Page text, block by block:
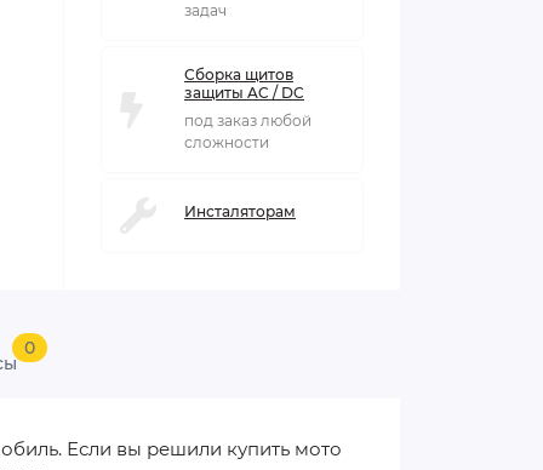
задач
Сборка щитов
защиты AC / DC
под заказ любой
сложности
Инсталяторам
0
Если вы решили купить мото